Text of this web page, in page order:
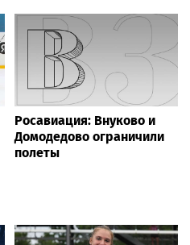
Росавиация: Внуково и
Домодедово ограничили
полеты